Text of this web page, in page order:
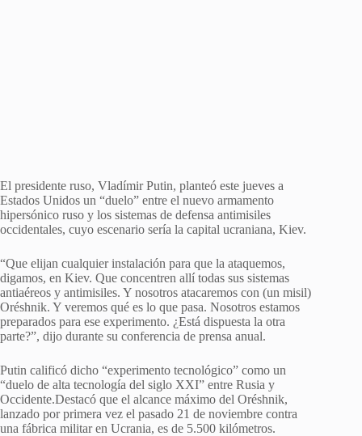
El presidente ruso, Vladímir Putin, planteó este jueves a
Estados Unidos un “duelo” entre el nuevo armamento
hipersónico ruso y los sistemas de defensa antimisiles
occidentales, cuyo escenario sería la capital ucraniana, Kiev.
“Que elijan cualquier instalación para que la ataquemos,
digamos, en Kiev. Que concentren allí todas sus sistemas
antiaéreos y antimisiles. Y nosotros atacaremos con (un misil)
Oréshnik. Y veremos qué es lo que pasa. Nosotros estamos
preparados para ese experimento. ¿Está dispuesta la otra
parte?”, dijo durante su conferencia de prensa anual.
Putin calificó dicho “experimento tecnológico” como un
“duelo de alta tecnología del siglo XXI” entre Rusia y
Occidente.Destacó que el alcance máximo del Oréshnik,
lanzado por primera vez el pasado 21 de noviembre contra
una fábrica militar en Ucrania, es de 5.500 kilómetros.